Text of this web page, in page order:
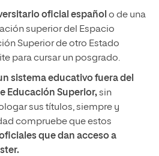
oficial español o de una
superior del Espacio
Superior de otro Estado
para cursar un posgrado.
sistema educativo fuera del
Educación Superior,sin
sus títulos, siempre y
compruebe que estos
que dan acceso a